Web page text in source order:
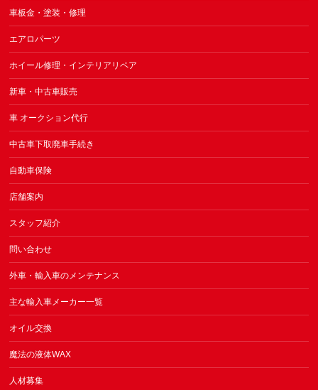
車板金・塗装・修理
エアロパーツ
ホイール修理・インテリアリペア
新車・中古車販売
車 オークション代行
中古車下取廃車手続き
自動車保険
店舗案内
スタッフ紹介
問い合わせ
外車・輸入車のメンテナンス
主な輸入車メーカー一覧
オイル交換
魔法の液体WAX
人材募集